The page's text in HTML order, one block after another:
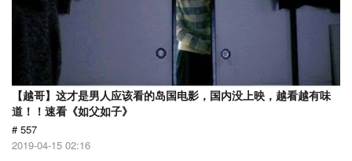
【越哥】这才是男人应该看的岛国电影，国内没上映，越看越有味
道！！速看《如父如子》
# 557
2019-04-15 02:16